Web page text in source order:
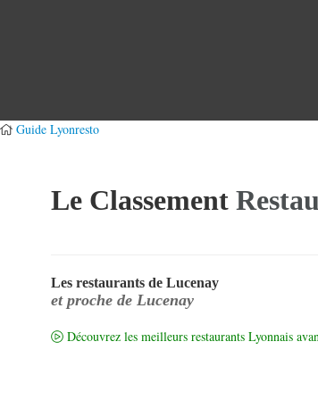
Guide Lyonresto
Le Classement
Les restaurants de Lucenay
et proche de Lucenay
Découvrez les meilleurs restaurants Lyonnais